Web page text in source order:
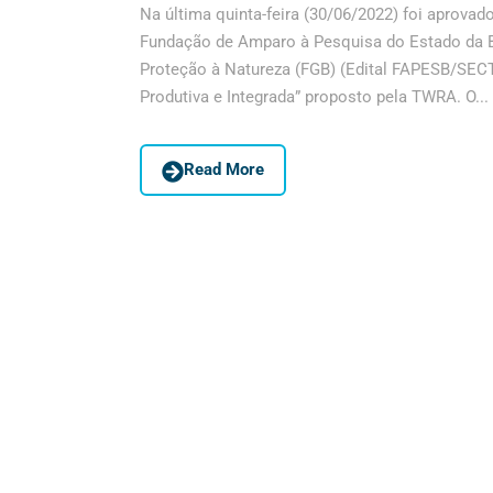
Na última quinta-feira (30/06/2022) foi
Fundação de Amparo à Pesquisa do Estado da
Proteção à Natureza (FGB) (Edital FAPESB/
Produtiva e Integrada” proposto pela TWRA. O...
Read More